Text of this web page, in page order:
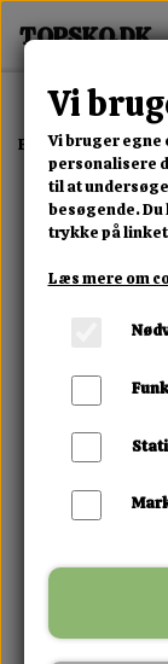
Forside Erotisk
Vi
Vi bruger
personalisere
til at
besøgende.
trykke på
Læs mere om